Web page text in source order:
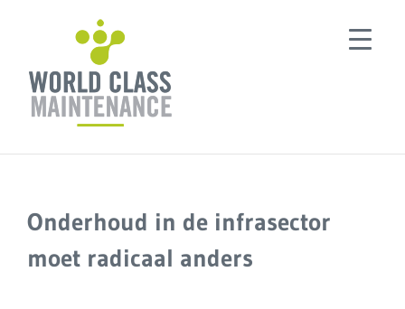
Onderhoud in de infrasector
moet radicaal anders